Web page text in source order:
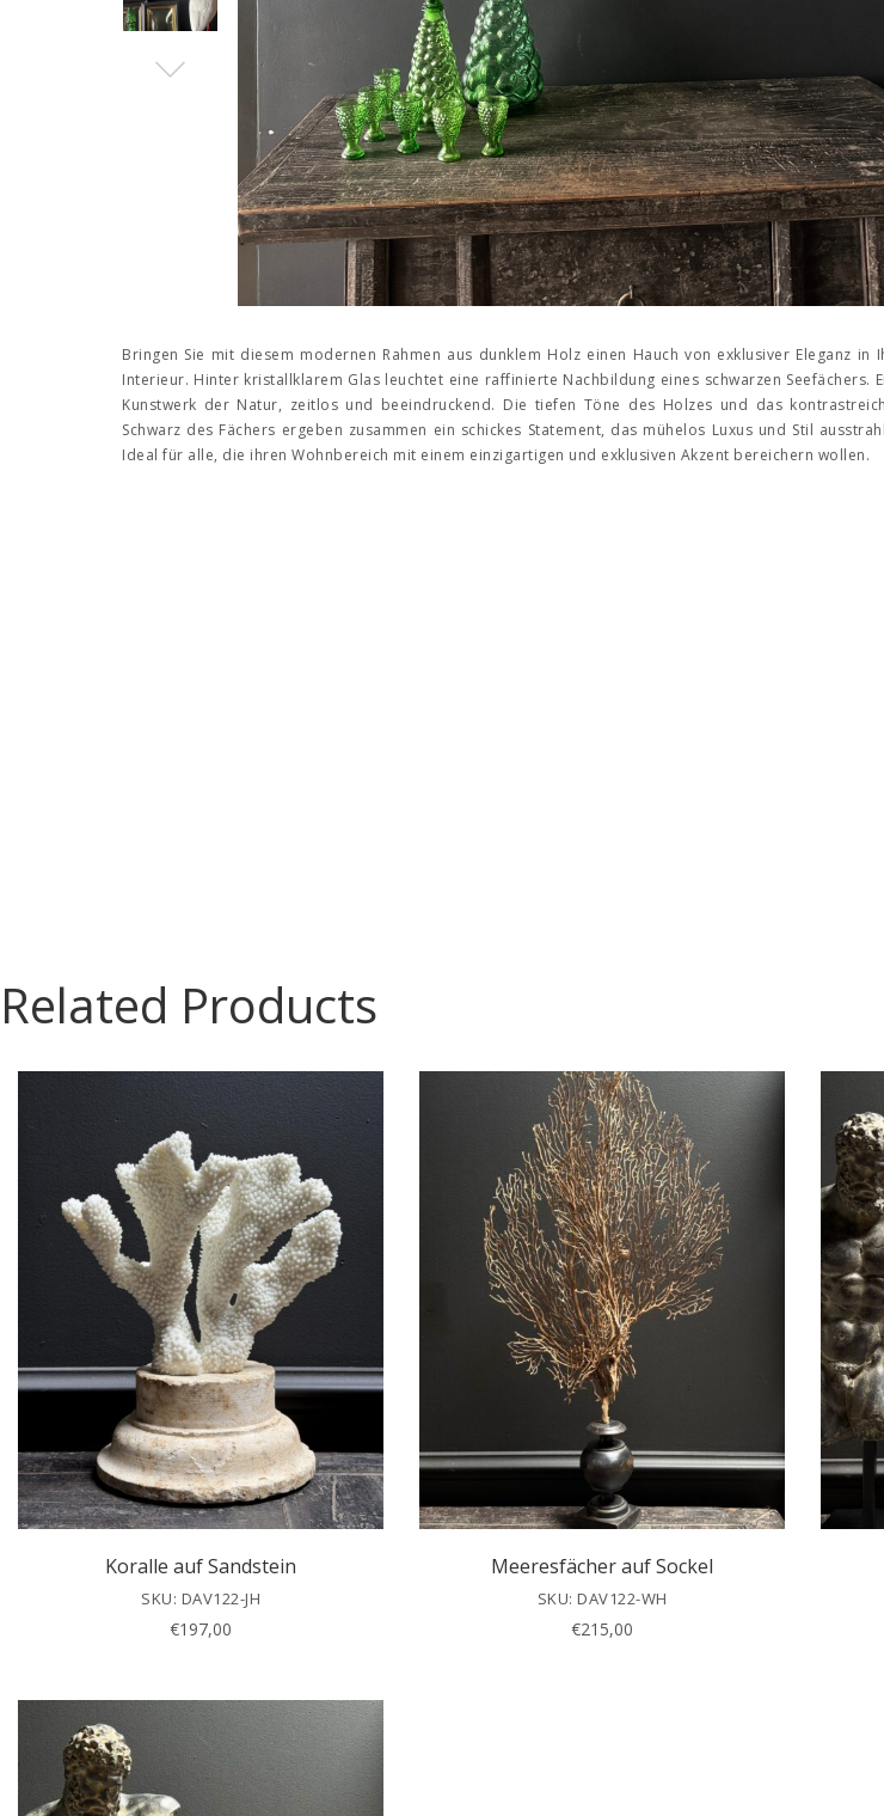
Bringen Sie mit diesem modernen Rahmen aus dunklem Holz einen Hauch von exklusiver Eleganz in
Interieur. Hinter kristallklarem Glas leuchtet eine raffinierte Nachbildung eines schwarzen Seefächers.
Kunstwerk der Natur, zeitlos und beeindruckend. Die tiefen Töne des Holzes und das
Schwarz des Fächers ergeben zusammen ein schickes Statement, das mühelos Luxus und Stil
Ideal für alle, die ihren Wohnbereich mit einem einzigartigen und exklusiven Akzent bereichern wollen.
Related Products
Koralle auf Sandstein
SKU: DAV122-JH
€197,00
Meeresfächer auf Sockel
SKU: DAV122-WH
€215,00